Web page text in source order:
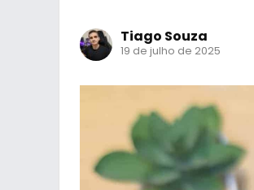
Tiago Souza
19 de julho de 2025